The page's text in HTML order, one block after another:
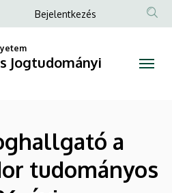
Anonim
fiók
menüje
Bejelentkezés
Jogtudományi
a
tudományos